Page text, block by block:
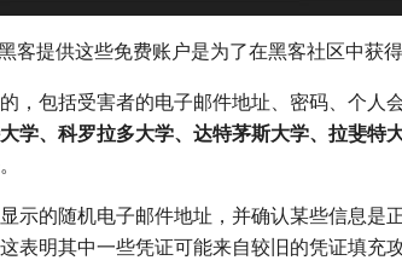
客提供这些免费账户是为了在黑客社区中获得
，包括受害者的电子邮件地址、密码、个人
学、科罗拉多大学、达特茅斯大学、拉斐特
示的随机电子邮件地址，并确认某些信息是
表明其中一些凭证可能来自较旧的凭证填充攻